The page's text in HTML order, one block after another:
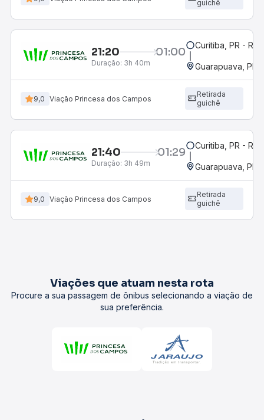
guichê
21:20 01:00
Duração: 3h 40m
Curitiba, PR -
Guarapuava, PR
9,0 Viação Princesa dos Campos
Retirada
guichê
21:40 01:29
Duração: 3h 49m
Curitiba, PR -
Guarapuava, PR
9,0 Viação Princesa dos Campos
Retirada
guichê
Viações que atuam nesta rota
Procure a sua passagem de ônibus selecionando a viação de
sua preferência.